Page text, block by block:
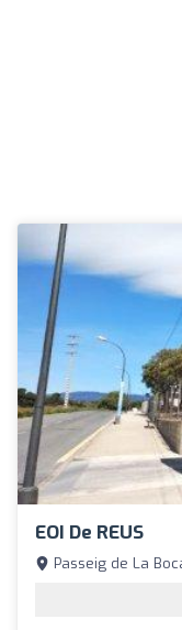
EOI De REUS
Passeig de La